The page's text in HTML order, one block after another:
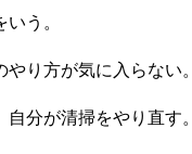
う。
り方が気に入らない。
分が清掃をやり直す。